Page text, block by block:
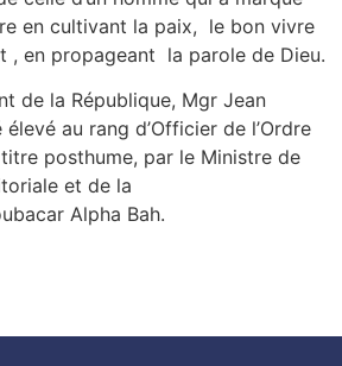
en cultivant la paix, le bon vivre
, en propageant la parole de Dieu.
de la République, Mgr Jean
au rang d’Officier de l’Ordre
posthume, par le Ministre de
et de la
Alpha Bah.